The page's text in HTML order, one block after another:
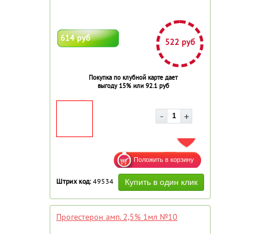
614 руб 522 руб
Покупка по клубной карте дает
выгоду 15% или 92.1 руб
ДОБАВИТЬ В ИЗБРАННОЕ
Штрих код: 49534
Прогестерон амп. 2,5% 1мл №10